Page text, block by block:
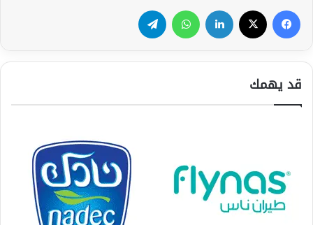
فيسبوك لينكدإن واتساب
قد يهمك